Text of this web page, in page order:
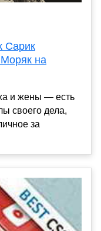
Сарик
на
и жены — есть
своего дела,
за